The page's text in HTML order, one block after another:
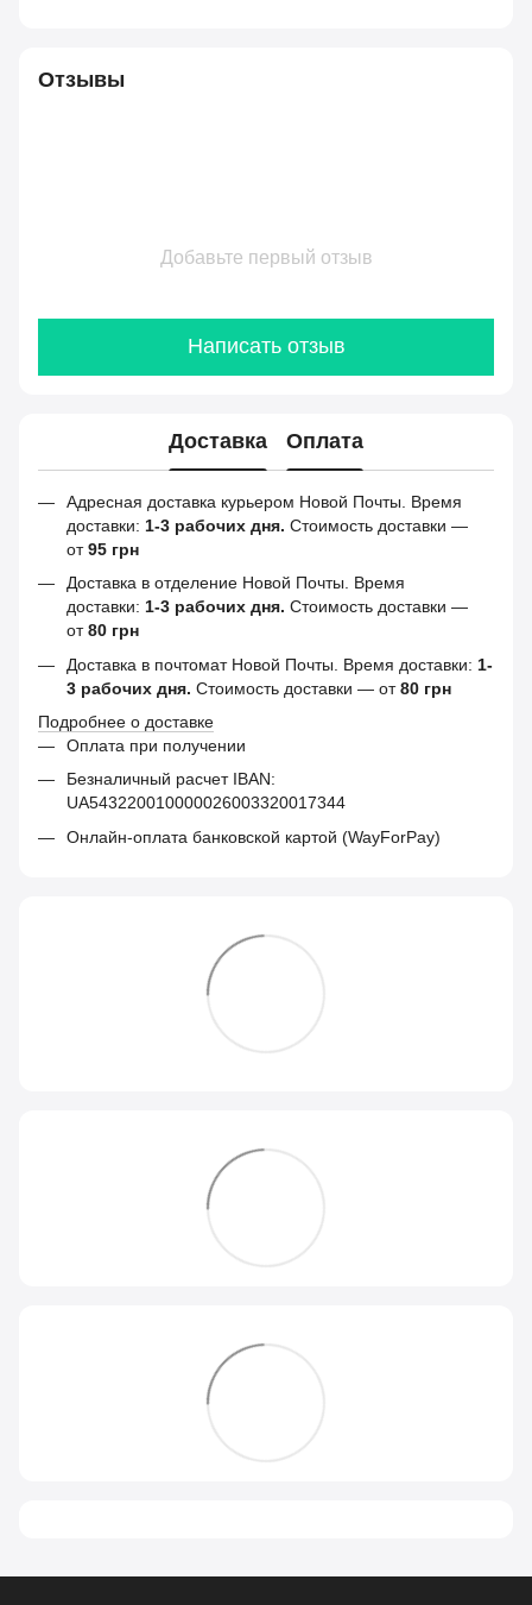
Отзывы
Добавьте первый отзыв
Написать отзыв
Доставка Оплата
Адресная доставка курьером Новой Почты. Время
доставки: 1-3 рабочих дня. Стоимость доставки —
от95 грн
Доставка в отделение Новой Почты. Время
доставки: 1-3 рабочих дня. Стоимость доставки —
от80 грн
Доставка в почтомат Новой Почты. Время доставки: 1-
3 рабочих дня. Стоимость доставки — от80 грн
Подробнее о доставке
Оплата при получении
Безналичный расчет IBAN:
UA543220010000026003320017344
Онлайн-оплата банковской картой (WayForPay)